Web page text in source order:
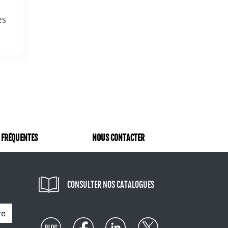
NOUS CONTACTER
CONSULTER NOS CATALOGUES